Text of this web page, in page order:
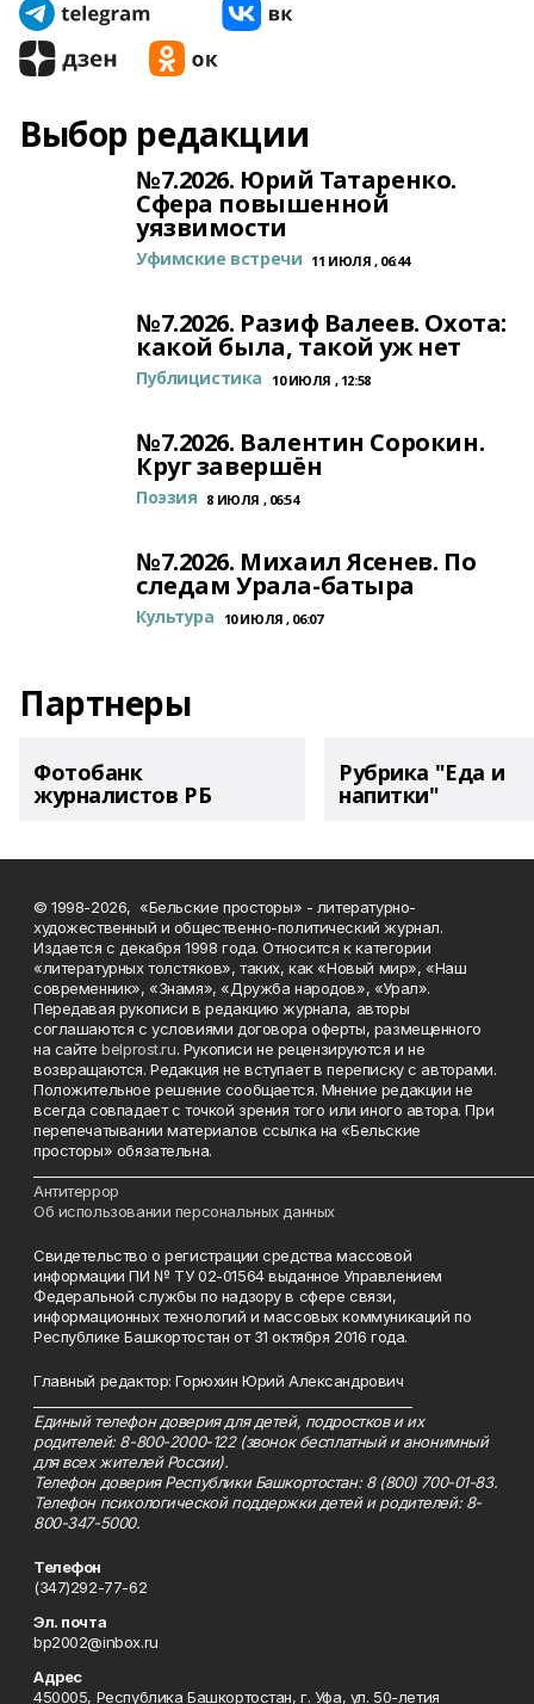
Выбор редакции
№7.2026. Юрий Татаренко.
Сфера повышенной
уязвимости
Уфимские встречи 11 ИЮЛЯ , 06:44
№7.2026. Разиф Валеев. Охота:
какой была, такой уж нет
Публицистика 10 ИЮЛЯ , 12:58
№7.2026. Валентин Сорокин.
Круг завершён
Поэзия 8 ИЮЛЯ , 06:54
№7.2026. Михаил Ясенев. По
следам Урала-батыра
Культура 10 ИЮЛЯ , 06:07
Партнеры
Фотобанк
журналистов РБ
Рубрика "Еда и
напитки"
© 1998-2026, «Бельские просторы» - литературно-
художественный и общественно-политический журнал.
Издается с декабря 1998 года. Относится к категории
«литературных толстяков», таких, как «Новый мир», «Наш
современник», «Знамя», «Дружба народов», «Урал».
Передавая рукописи в редакцию журнала, авторы
соглашаются с условиями договора оферты, размещенного
на сайтеbelprost.ru. Рукописи не рецензируются и не
возвращаются. Редакция не вступает в переписку с авторами.
Положительное решение сообщается. Мнение редакции не
всегда совпадает с точкой зрения того или иного автора. При
перепечатывании материалов ссылка на «Бельские
просторы» обязательна.
Антитеррор
Об использовании персональных данных
Свидетельство о регистрации средства массовой
информации ПИ № ТУ 02-01564 выданное Управлением
Федеральной службы по надзору в сфере связи,
информационных технологий и массовых коммуникаций по
Республике Башкортостан от 31 октября 2016 года.
Главный редактор: Горюхин Юрий Александрович
Единый телефон доверия для детей, подростков и их
родителей: 8-800-2000-122 (звонок бесплатный и анонимный
для всех жителей России).
Телефон доверия Республики Башкортостан: 8 (800) 700-01-83.
Телефон психологической поддержки детей и родителей: 8-
800-347-5000.
Телефон
(347)292-77-62
Эл. почта
bp2002@inbox.ru
Адрес
450005, Республика Башкортостан, г. Уфа, ул. 50-летия